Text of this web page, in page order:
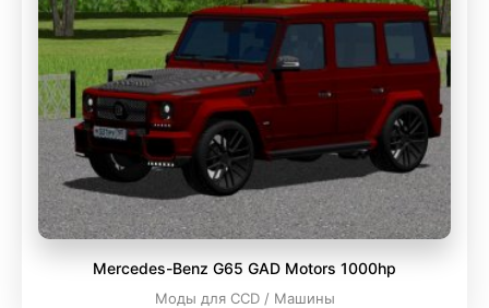
Mercedes-Benz G65 GAD Motors 1000hp
Моды для CCD / Машины